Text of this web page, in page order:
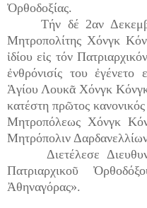
Ὀρθοδοξίας.
Τήν δέ 2αν
Μητροπολίτης Χόνγκ
ἰδίου εἰς τόν
ἐνθρόνισίς του
Ἁγίου Λουκᾶ Χόνγκ
κατέστη πρῶτος
Μητροπόλεως Χόνγκ
Μητρόπολιν
Διετέλεσε
Πατριαρχικοῦ
Ἀθηναγόρας».